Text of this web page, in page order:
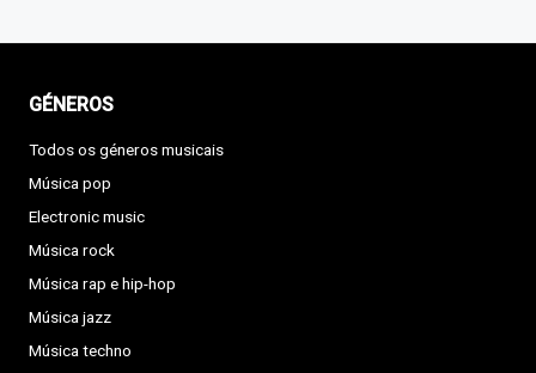
GÉNEROS
Todos os géneros musicais
Música pop
Electronic music
Música rock
Música rap e hip-hop
Música jazz
Música techno